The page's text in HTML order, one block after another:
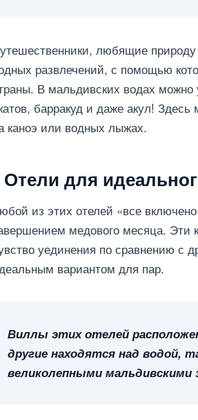
любящие
развлечений, с помощью
В мальдивских водах
барракуд и даже акул! Здесь
каноэ или водных лыжах.
Отели для
из этих отелей «все
медового месяца. Эти
уединения по сравнению с
вариантом для пар.
Виллы этих отелей
другие находятся над
великолепными мальдивскими